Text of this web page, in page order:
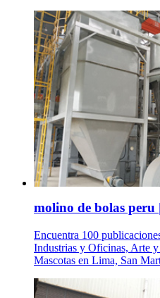
molino de bolas
Encuentra 100
Industrias y Oficinas, Arte
Mascotas en Lima, San